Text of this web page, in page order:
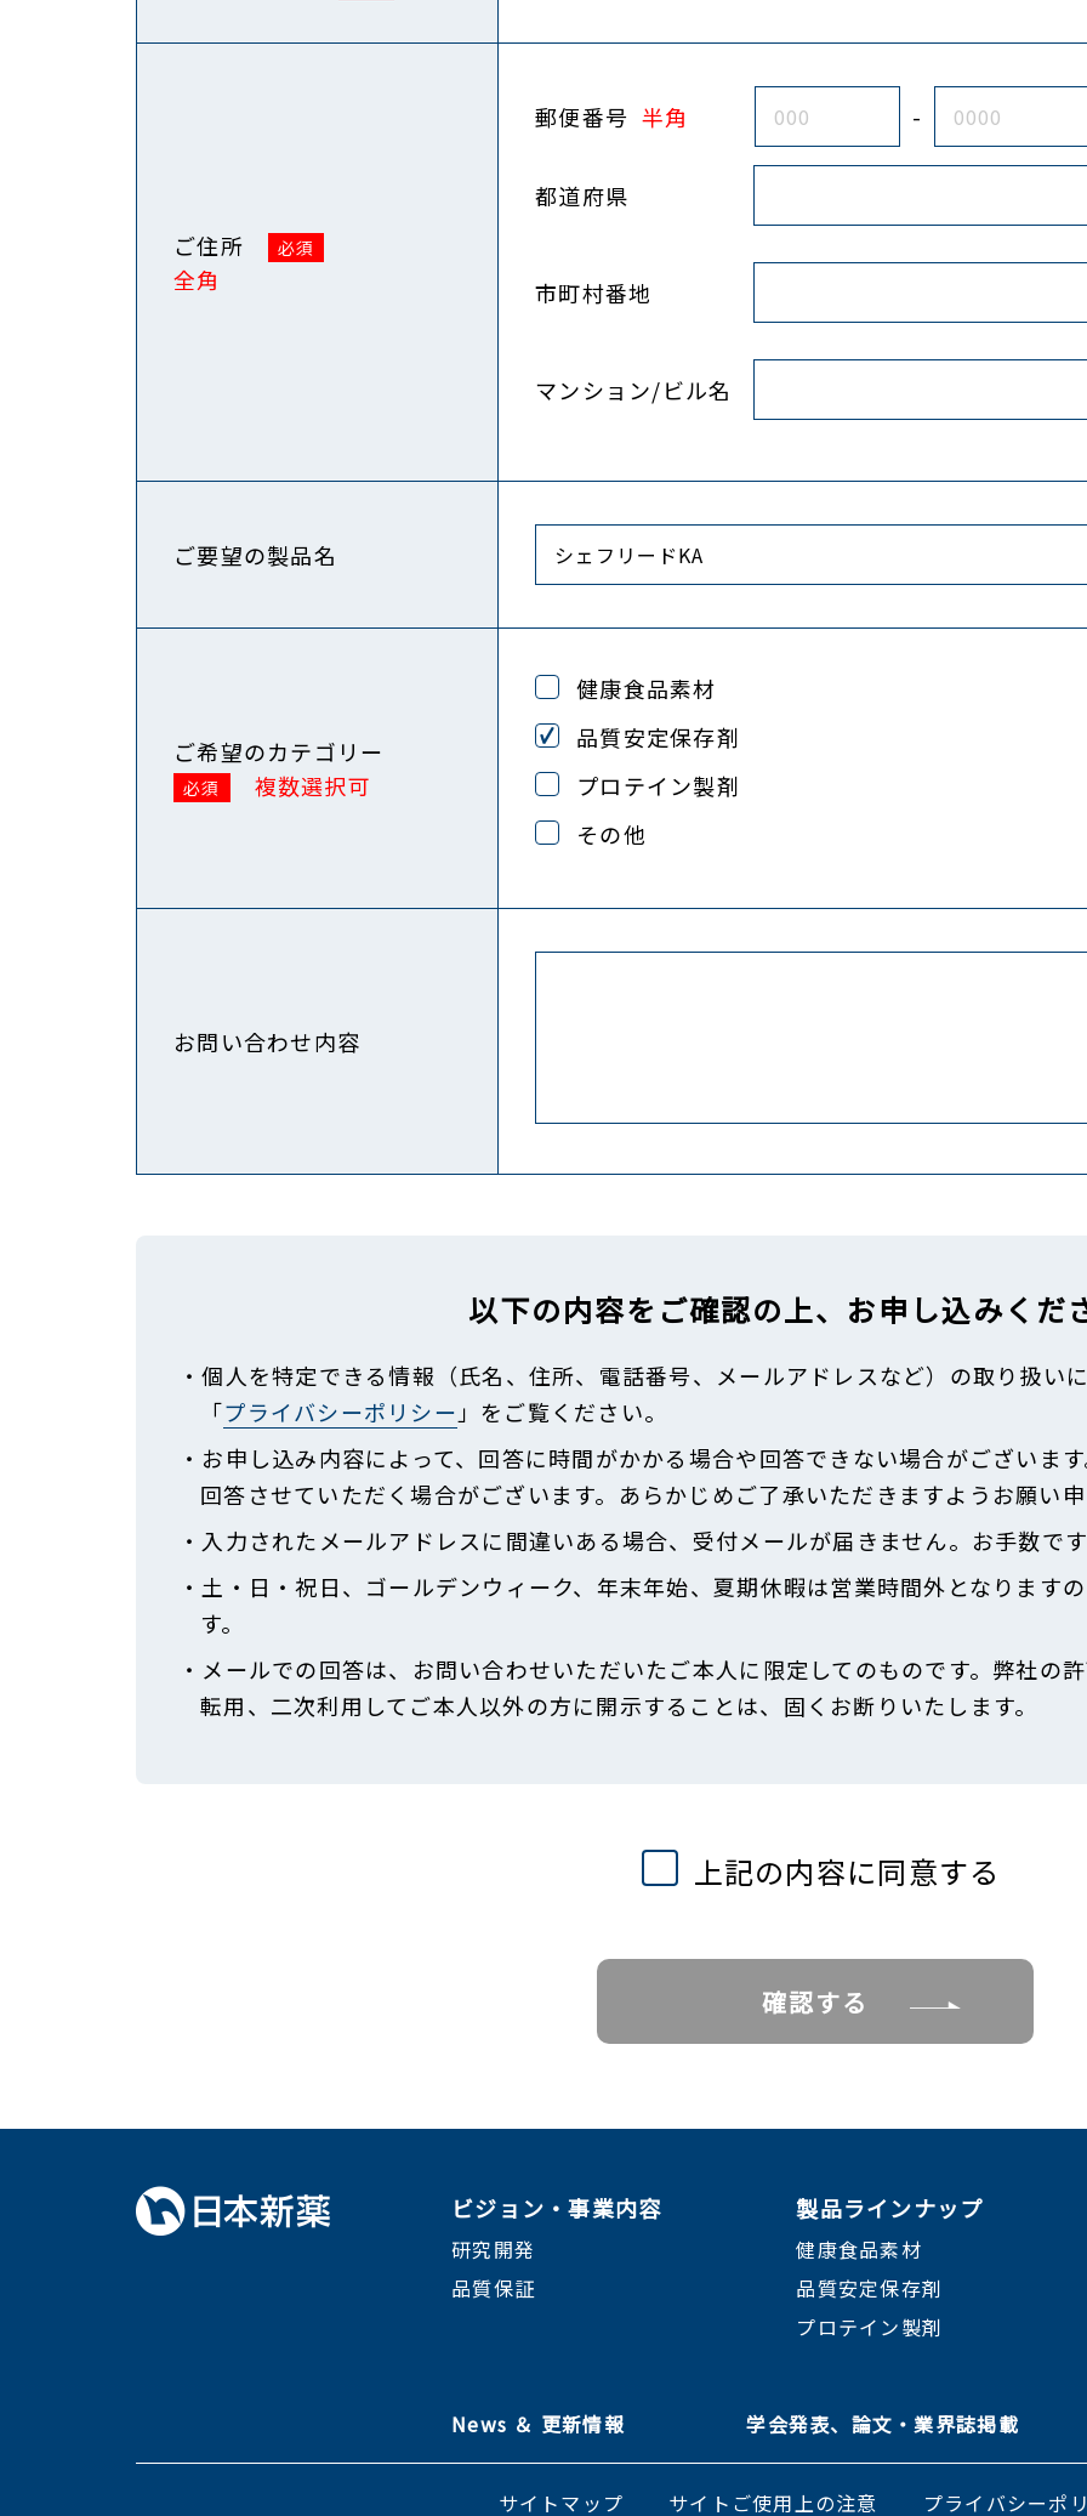
ご住所
全角
郵便番号 半角 -
都道府県
市町村番地
マンション/ビル名
ご要望の製品名
ご希望のカテゴリー
複数選択可
健康食品素材
品質安定保存剤
プロテイン製剤
その他
お問い合わせ内容
以下の内容をご確認の上、 お申し込みくだ
・個人を特定できる情報（氏名、住所、電話番号、メールアドレスなど）の取り扱い
「プライバシーポリシー 」をご覧ください。
・お申し込み内容によって、回答に時間がかかる場合や回答できない場合がございま
回答させていただく場合がございます。あらかじめご了承いただきますようお願い
・入力されたメールアドレスに間違いある場合、受付メールが届きません。お手数で
・土・日・祝日、ゴールデンウィーク、年末年始、夏期休暇は営業時間外となります
す。
・メールでの回答は、お問い合わせいただいたご本人に限定してのものです。弊社の
転用、二次利用してご本人以外の方に開示することは、固くお断りいたします。
上記の内容に同意する
ビジョン・事業内容
研究開発
品質保証
製品ラインナップ
健康食品素材
品質安定保存剤
プロテイン製剤
News ＆ 更新情報 学会発表、論文・業界誌掲載
サイトマップ サイトご使用上の注意 プライバシーポ